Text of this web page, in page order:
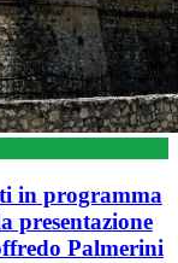
in programma
presentazione
Palmerini